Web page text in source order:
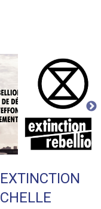
EXTINCTION